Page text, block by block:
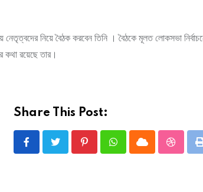
নিয়ে বৈঠক করবেন তিনি । বৈঠকে মূলত লোকসভা
কথা রয়েছে তার।
Share This Post:
PinterestWhatsappCloud